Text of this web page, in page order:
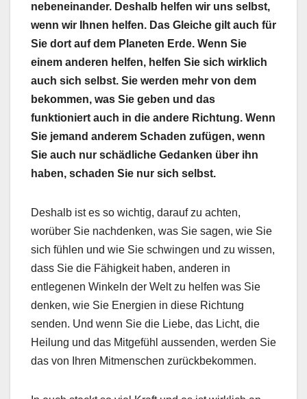
nebeneinander. Deshalb helfen wir uns selbst,
wenn wir Ihnen helfen. Das Gleiche gilt auch für
Sie dort auf dem Planeten Erde. Wenn Sie
einem anderen helfen, helfen Sie sich wirklich
auch sich selbst. Sie werden mehr von dem
bekommen, was Sie geben und das
funktioniert auch in die andere Richtung. Wenn
Sie jemand anderem Schaden zufügen, wenn
Sie auch nur schädliche Gedanken über ihn
haben, schaden Sie nur sich selbst.
Deshalb ist es so wichtig, darauf zu achten,
worüber Sie nachdenken, was Sie sagen, wie Sie
sich fühlen und wie Sie schwingen und zu wissen,
dass Sie die Fähigkeit haben, anderen in
entlegenen Winkeln der Welt zu helfen was Sie
denken, wie Sie Energien in diese Richtung
senden. Und wenn Sie die Liebe, das Licht, die
Heilung und das Mitgefühl aussenden, werden Sie
das von Ihren Mitmenschen zurückbekommen.